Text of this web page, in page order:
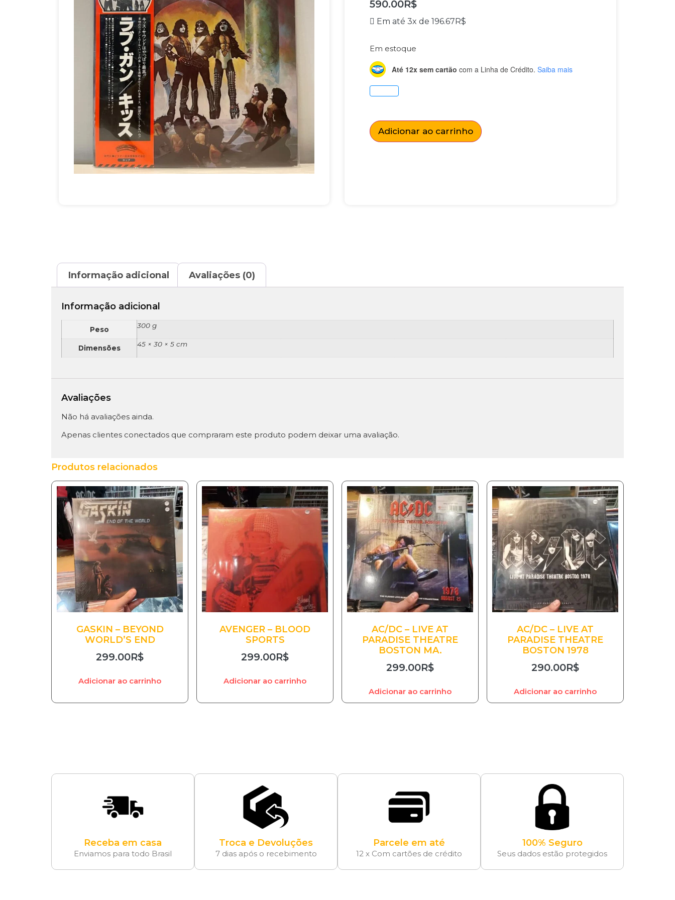
590.00R$
Em até 3x de 196.67 R$
Em estoque
Até 12x sem cartão com a Linha de Crédito. Saiba mais
Adicionar ao carrinho
Informação adicional Avaliações (0)
Informação adicional
Peso 300 g
Dimensões 45 × 30 × 5 cm
Avaliações
Não há avaliações ainda.
Apenas clientes conectados que compraram este produto podem deixar uma avaliação.
Produtos relacionados
GASKIN – BEYOND
WORLD’S END
299.00R$
Adicionar ao carrinho
AVENGER – BLOOD
SPORTS
299.00R$
Adicionar ao carrinho
AC/DC – LIVE AT
PARADISE THEATRE
BOSTON MA.
299.00R$
Adicionar ao carrinho
AC/DC – LIVE AT
PARADISE THEATRE
BOSTON 1978
290.00R$
Adicionar ao carrinho
Receba em casa
Enviamos para todo Brasil
Troca e Devoluções
7 dias após o recebimento
Parcele em até
12 x Com cartões de crédito
100% Seguro
Seus dados estão protegidos